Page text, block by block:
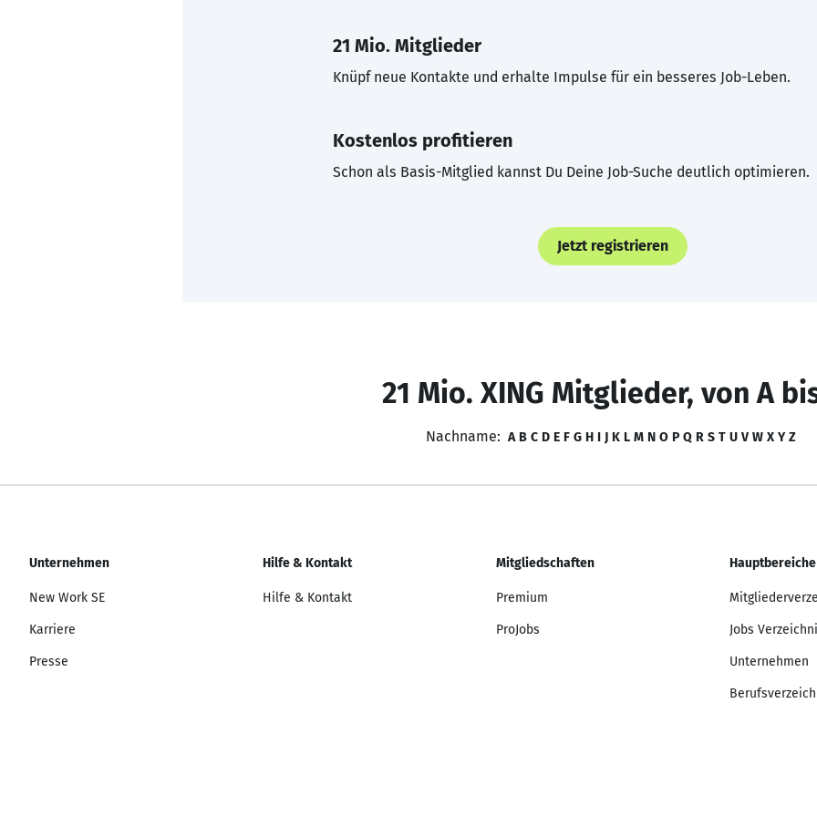
21 Mio. Mitglieder
Knüpf neue Kontakte und erhalte Impulse für ein besseres Job-Leben.
Kostenlos profitieren
Schon als Basis-Mitglied kannst Du Deine Job-Suche deutlich optimieren.
Jetzt registrieren
21 Mio. XING Mitglieder, von A
Nachname: A B C D E F G H I J K L M N O P Q R S T U V W X Y Z
Unternehmen
New Work SE
Karriere
Presse
Hilfe & Kontakt
Hilfe & Kontakt
Mitgliedschaften
Premium
ProJobs
Hauptbereiche
Jobs
Unternehmen